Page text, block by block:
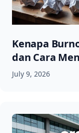
Kenapa
dan Cara
July 9, 2026